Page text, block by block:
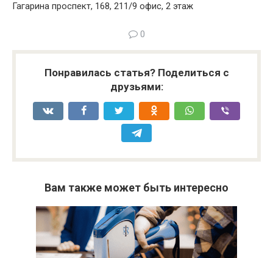
Гагарина проспект, 168, 211/9 офис, 2 этаж
0
Понравилась статья? Поделиться с
друзьями:
Вам также может быть интересно